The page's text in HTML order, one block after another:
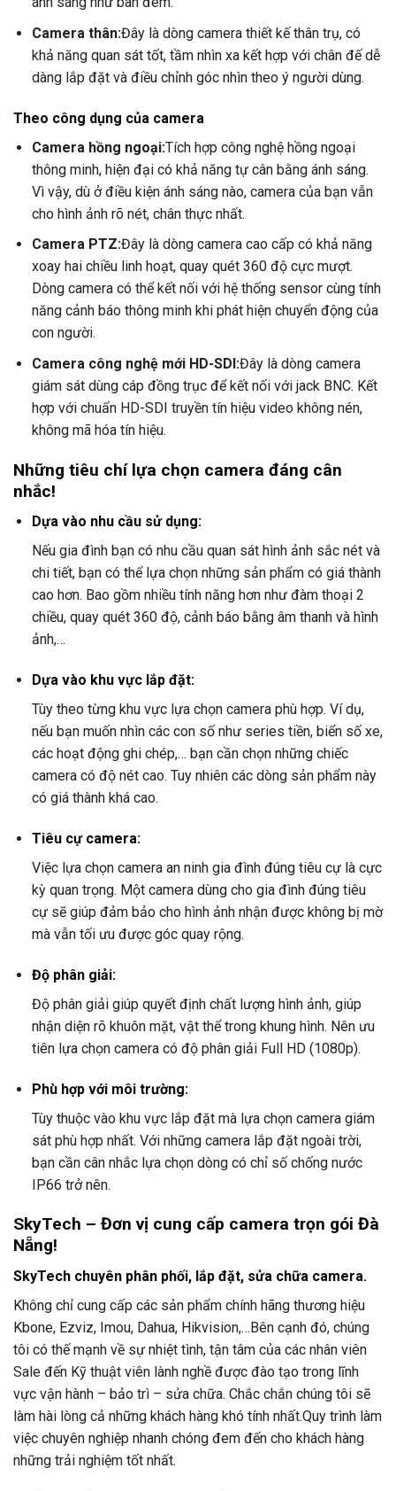
Camera thân:Đây là dòng camera thiết kế thân trụ, có
khả năng quan sát tốt, tầm nhìn xa kết hợp với chân đế dễ
dàng lắp đặt và điều chỉnh góc nhìn theo ý người dùng.
Theo công dụng của camera
Camera hồng ngoại:Tích hợp công nghệ hồng ngoại
thông minh, hiện đại có khả năng tự cân bằng ánh sáng.
Vì vậy, dù ở điều kiện ánh sáng nào, camera của bạn vẫn
cho hình ảnh rõ nét, chân thực nhất.
Camera PTZ:Đây là dòng camera cao cấp có khả năng
xoay hai chiều linh hoạt, quay quét 360 độ cực mượt.
Dòng camera có thể kết nối với hệ thống sensor cùng tính
năng cảnh báo thông minh khi phát hiện chuyển động của
con người.
Camera công nghệ mới HD-SDI:Đây là dòng camera
giám sát dùng cáp đồng trục để kết nối với jack BNC. Kết
hợp với chuẩn HD-SDI truyền tín hiệu video không nén,
không mã hóa tín hiệu.
Những tiêu chí lựa chọn camera đáng cân
nhắc!
Dựa vào nhu cầu sử dụng:
Nếu gia đình bạn có nhu cầu quan sát hình ảnh sắc nét và
chi tiết, bạn có thể lựa chọn những sản phẩm có giá thành
cao hơn. Bao gồm nhiều tính năng hơn như đàm thoại 2
chiều, quay quét 360 độ, cảnh báo bằng âm thanh và hình
ảnh,…
Dựa vào khu vực lắp đặt:
Tùy theo từng khu vực lựa chọn camera phù hợp. Ví dụ,
nếu bạn muốn nhìn các con số như series tiền, biển số xe,
các hoạt động ghi chép,… bạn cần chọn những chiếc
camera có độ nét cao. Tuy nhiên các dòng sản phẩm này
có giá thành khá cao.
Tiêu cự camera:
Việc lựa chọn camera an ninh gia đình đúng tiêu cự là cực
kỳ quan trọng. Một camera dùng cho gia đình đúng tiêu
cự sẽ giúp đảm bảo cho hình ảnh nhận được không bị mờ
mà vẫn tối ưu được góc quay rộng.
Độ phân giải:
Độ phân giải giúp quyết định chất lượng hình ảnh, giúp
nhận diện rõ khuôn mặt, vật thể trong khung hình. Nên ưu
tiên lựa chọn camera có độ phân giải Full HD (1080p).
Phù hợp với môi trường:
Tùy thuộc vào khu vực lắp đặt mà lựa chọn camera giám
sát phù hợp nhất. Với những camera lắp đặt ngoài trời,
bạn cần cân nhắc lựa chọn dòng có chỉ số chống nước
IP66 trở nên.
SkyTech – Đơn vị cung cấp camera trọn gói Đà
Nẵng!
SkyTech chuyên phân phối, lắp đặt, sửa chữa camera.
Không chỉ cung cấp các sản phẩm chính hãng thương hiệu
Kbone, Ezviz, Imou, Dahua, Hikvision,…Bên cạnh đó, chúng
tôi có thế mạnh về sự nhiệt tình, tận tâm của các nhân viên
Sale đến Kỹ thuật viên lành nghề được đào tạo trong lĩnh
vực vận hành – bảo trì – sửa chữa. Chắc chắn chúng tôi sẽ
làm hài lòng cả những khách hàng khó tính nhất.Quy trình làm
việc chuyên nghiệp nhanh chóng đem đến cho khách hàng
những trải nghiệm tốt nhất.